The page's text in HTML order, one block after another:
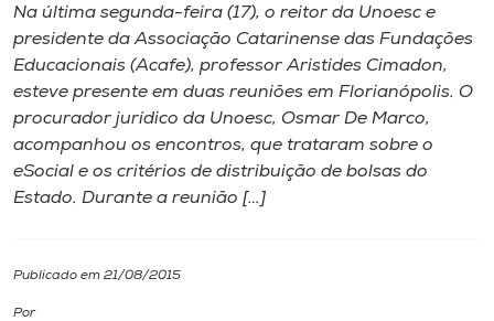
Internacionalização
I.nova
Diplomados
Cultura
CPA
Na última segunda-feira (17), o reitor da Unoesc e
presidente da Associação Catarinense das Fundações
Educacionais (Acafe), professor Aristides Cimadon,
esteve presente em duas reuniões em Florianópolis. O
procurador jurídico da Unoesc, Osmar De Marco,
acompanhou os encontros, que trataram sobre o
eSocial e os critérios de distribuição de bolsas do
Estado. Durante a reunião […]
Publicado em 21/08/2015
Por